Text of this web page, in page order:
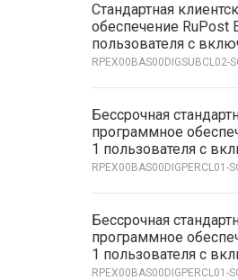
Стандартная
обеспечение RuPost
пользователя с
RPEX00BAS00DIGSUBCL02-
Бессрочная
программное
1 пользователя с
RPEX00BAS00DIGPERCL01-
Бессрочная
программное
1 пользователя с
RPEX00BAS00DIGPERCL01-